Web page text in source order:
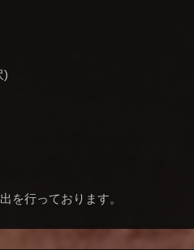
)
を行っております。